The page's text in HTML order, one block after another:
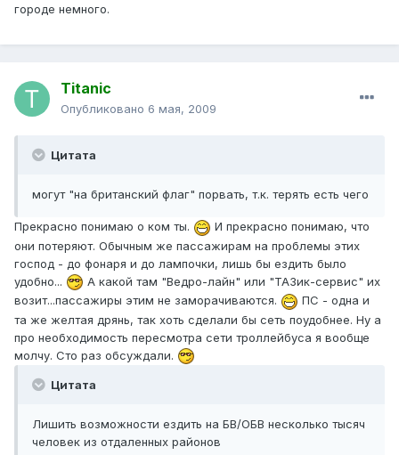
городе немного.
Titanic
Опубликовано 6 мая, 2009
Цитата
могут "на британский флаг" порвать, т.к. терять есть чего
Прекрасно понимаю о ком ты.
И прекрасно понимаю, что
они потеряют. Обычным же пассажирам на проблемы этих
господ - до фонаря и до лампочки, лишь бы ездить было
удобно...
А какой там "Ведро-лайн" или "ТАЗик-сервис" их
возит...пассажиры этим не заморачиваются.
ПС - одна и
та же желтая дрянь, так хоть сделали бы сеть поудобнее. Ну а
про необходимость пересмотра сети троллейбуса я вообще
молчу. Сто раз обсуждали.
Цитата
Лишить возможности ездить на БВ/ОБВ несколько тысяч
человек из отдаленных районов